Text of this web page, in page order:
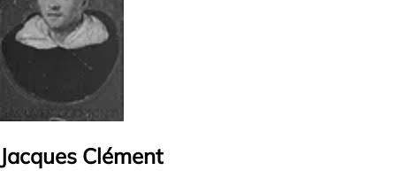
Jacques Clément